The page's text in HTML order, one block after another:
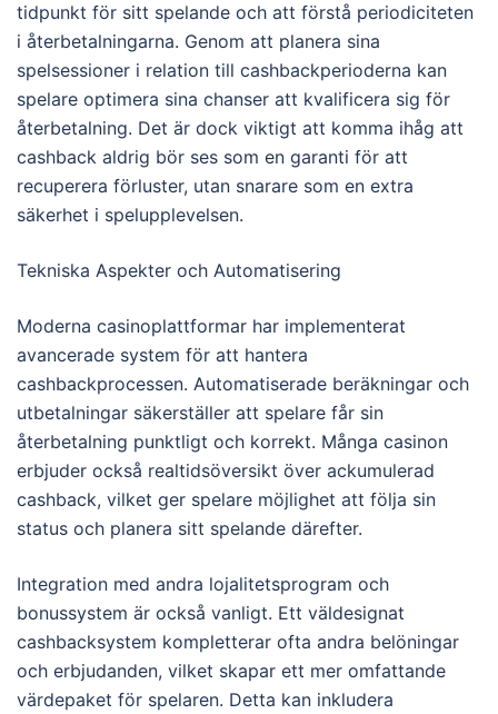
tidpunkt för sitt spelande och att förstå periodiciteten
i återbetalningarna. Genom att planera sina
spelsessioner i relation till cashbackperioderna kan
spelare optimera sina chanser att kvalificera sig för
återbetalning. Det är dock viktigt att komma ihåg att
cashback aldrig bör ses som en garanti för att
recuperera förluster, utan snarare som en extra
säkerhet i spelupplevelsen.
Tekniska Aspekter och Automatisering
Moderna casinoplattformar har implementerat
avancerade system för att hantera
cashbackprocessen. Automatiserade beräkningar och
utbetalningar säkerställer att spelare får sin
återbetalning punktligt och korrekt. Många casinon
erbjuder också realtidsöversikt över ackumulerad
cashback, vilket ger spelare möjlighet att följa sin
status och planera sitt spelande därefter.
Integration med andra lojalitetsprogram och
bonussystem är också vanligt. Ett väldesignat
cashbacksystem kompletterar ofta andra belöningar
och erbjudanden, vilket skapar ett mer omfattande
värdepaket för spelaren. Detta kan inkludera